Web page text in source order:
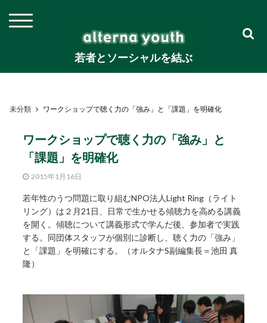
若者とソーシャルを結ぶ
未分類 ワークショップで聴く力の「強み」と「課題」を明確化
ワークショップで聴く力の「強み」と
「課題」を明確化
2015年1月16日
若年性のうつ問題に取り組むNPO法人Light Ring（ライト
リング）は２月21日、日常で生かせる傾聴力を高める講義
を開く。傾聴について講義形式で学んだ後、参加者で実践
する。同団体スタッフが個別に診断し、聴く力の「強み」
と「課題」を明確にする。（オルタナS副編集長＝池田 真
隆）